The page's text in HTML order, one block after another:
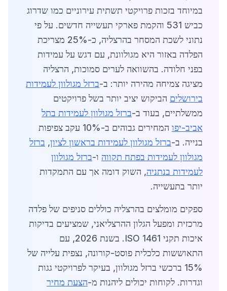
במיוחד בזכות פרויקטי תשתית עירוניים כמו שדרוג
כביש 531 והקמת פארקי תעשייה חדשים. על פי
נתוני לשכת המסחר בהרצליה, כ-25% מצריכת
הפלדה באזור היא מגולוונת, עם דגש על עמידות
בפני חלודה. בהשוואה לערים סמוכות, הרצליה
מציגה צמיחה מהירה יותר: ב-ברזל מגולוון לעמידות
בירושלים הביקוש יציב יותר בשל פרויקטים
ממשלתיים, בעוד ב-ברזל מגולוון לעמידות בתל
אביב-יפו
המחירים גבוהים ב-10% עקב צפיפות
בנייה. ב-ברזל מגולוון לעמידות בראשון לציון, ברזל
מגולוון לעמידות בפתח תקווה ו-ברזל מגולוון
לעמידות בנתניה, השוק דומה אך עם התמקדות
יותר בתעשייה.
ספקים מומלצים בהרצליה כוללים סניפים של פלדה
מרכזית ומפעל הגלון ההרצליאני, שמציעים בדיקות
איכות תקני ISO 1461. בשנת 2026, עם
התאוששות כלכלית פוסט-קורונה, נצפית עלייה של
15% ברכשי ברזל מגולוון, בעיקר לפרויקטי גגות
וגדרות. לקוחות יכולים ליהנות מ-הצעת מחיר